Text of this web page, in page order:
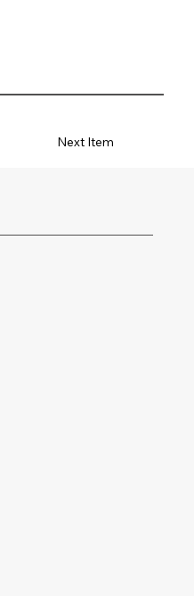
Next Item